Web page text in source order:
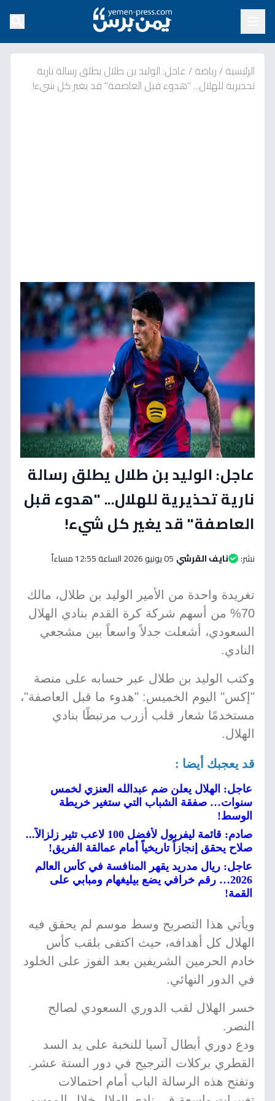
الرئيسية/رياضة/عاجل: الوليد بن طلال يطلق رسالة نارية
تحذيرية للهلال... "هدوء قبل العاصفة" قد يغير كل شيء!
عاجل: الوليد بن طلال يطلق رسالة
نارية تحذيرية للهلال... "هدوء قبل
العاصفة" قد يغير كل شيء!
نشر: نايف القرشي 05 يونيو 2026 الساعة 12:55 مساءاً
تغريدة واحدة من الأمير الوليد بن طلال، مالك
70% من أسهم شركة كرة القدم بنادي الهلال
السعودي، أشعلت جدلاً واسعاً بين مشجعي
النادي.
وكتب الوليد بن طلال عبر حسابه على منصة
"إكس" اليوم الخميس: "هدوء ما قبل العاصفة"،
مستخدمًا شعار قلب أزرب مرتبطًا بنادي
الهلال.
قد يعجبك أيضا :
عاجل: الهلال يعلن ضم عبدالله العنزي لخمس
سنوات… صفقة الشباب التي ستغير خريطة
الوسط!
صادم: قائمة ليفربول لأفضل 100 لاعب تثير زلزالاً...
صلاح يحقق إنجازاً تاريخياً أمام عمالقة الفريق!
عاجل: ريال مدريد يقهر المنافسة في كأس العالم
2026… رقم خرافي يضع بيليغهام ومبابي على
القمة!
ويأتي هذا التصريح وسط موسم لم يحقق فيه
الهلال كل أهدافه، حيث اكتفى بلقب كأس
خادم الحرمين الشريفين بعد الفوز على الخلود
في الدور النهائي.
خسر الهلال لقب الدوري السعودي لصالح
النصر.
ودع دوري أبطال آسيا للنخبة على يد السد
القطري بركلات الترجيح في دور الستة عشر.
وتفتح هذه الرسالة الباب أمام احتمالات